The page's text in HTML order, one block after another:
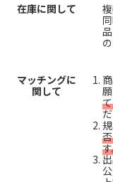
在庫に関して
マッチングに
関して